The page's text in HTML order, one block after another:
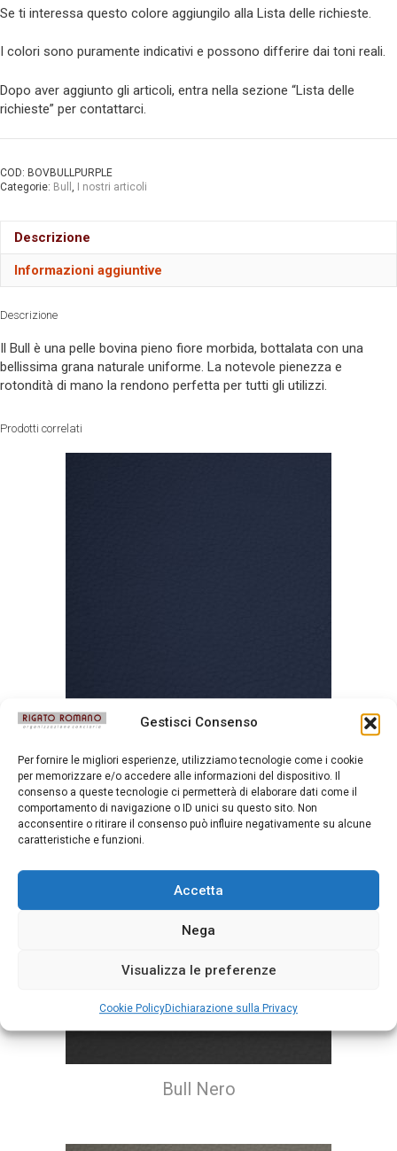
Gestisci Consenso
Per fornire le migliori esperienze, utilizziamo tecnologie come i cookie
per memorizzare e/o accedere alle informazioni del dispositivo. Il
consenso a queste tecnologie ci permetterà di elaborare dati come il
comportamento di navigazione o ID unici su questo sito. Non
acconsentire o ritirare il consenso può influire negativamente su alcune
caratteristiche e funzioni.
Accetta
Nega
Visualizza le preferenze
Cookie PolicyDichiarazione sulla Privacy
Se ti interessa questo colore aggiungilo alla Lista delle richieste.
I colori sono puramente indicativi e possono differire dai toni reali.
Dopo aver aggiunto gli articoli, entra nella sezione “Lista delle
richieste” per contattarci.
COD: BOVBULLPURPLE
Categorie: Bull , I nostri articoli
Descrizione
Informazioni aggiuntive
Descrizione
Il Bull è una pelle bovina pieno fiore morbida, bottalata con una
bellissima grana naturale uniforme. La notevole pienezza e
rotondità di mano la rendono perfetta per tutti gli utilizzi.
Prodotti correlati
Bull Nero